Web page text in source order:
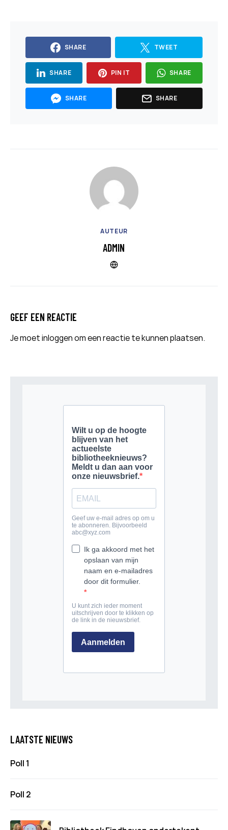
SHARE TWEET
SHARE PIN IT SHARE
SHARE SHARE
AUTEUR
ADMIN
GEEF EEN REACTIE
Je moetinloggenom een reactie te kunnen plaatsen.
LAATSTE NIEUWS
Poll 1
Poll 2